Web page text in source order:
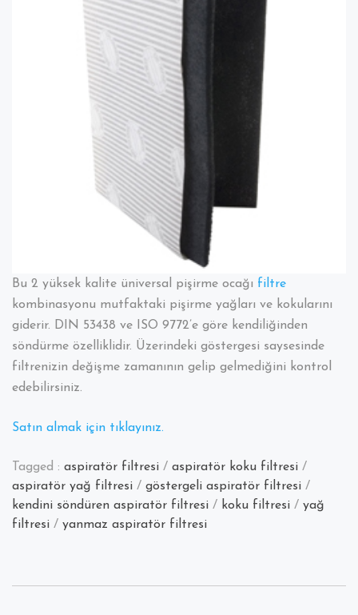
Filtresi
Bu 2 yüksek kalite üniversal pişirme ocağı filtre
kombinasyonu mutfaktaki pişirme yağları ve kokularını
giderir. DIN 53438 ve ISO 9772’e göre kendiliğinden
söndürme özelliklidir. Üzerindeki göstergesi saysesinde
filtrenizin değişme zamanının gelip gelmediğini kontrol
edebilirsiniz.
Satın almak için tıklayınız.
Tagged : aspiratör filtresi / aspiratör koku filtresi /
aspiratör yağ filtresi / göstergeli aspiratör filtresi /
kendini söndüren aspiratör filtresi / koku filtresi / yağ
filtresi / yanmaz aspiratör filtresi